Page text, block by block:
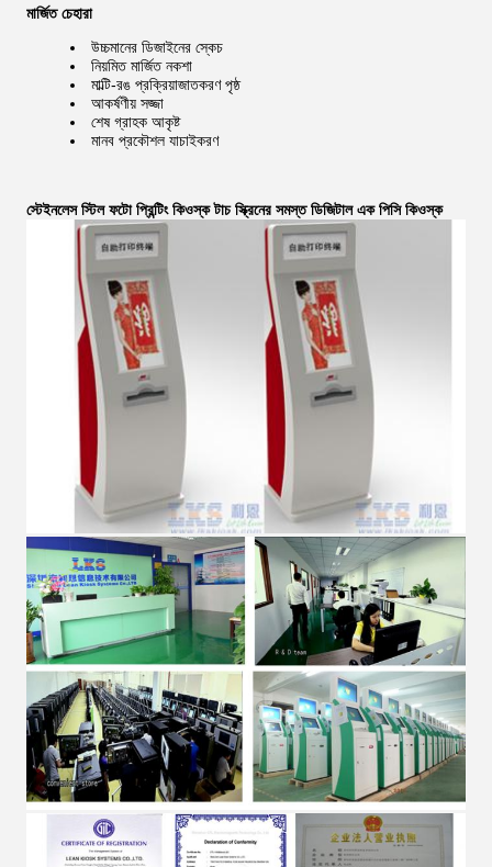
মার্জিত চেহারা
উচ্চমানের ডিজাইনের স্কেচ
নিয়মিত মার্জিত নকশা
মাল্টি-রঙ প্রক্রিয়াজাতকরণ পৃষ্ঠ
আকর্ষণীয় সজ্জা
শেষ গ্রাহক আকৃষ্ট
মানব প্রকৌশল যাচাইকরণ
স্টেইনলেস স্টিল ফটো প্রিন্টিং কিওস্ক টাচ স্ক্রিনের সমস্ত ডিজিটাল এক পিসি কিওস্ক